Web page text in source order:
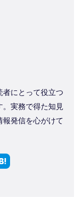
にとって役立つ
実務で得た知見
発信を心がけて